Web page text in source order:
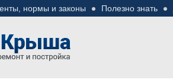
нормы и законы Полезно знать